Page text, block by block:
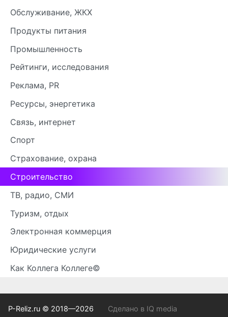
Обслуживание, ЖКХ
Продукты питания
Промышленность
Рейтинги, исследования
Реклама, PR
Ресурсы, энергетика
Связь, интернет
Спорт
Страхование, охрана
Строительство
ТВ, радио, СМИ
Туризм, отдых
Электронная коммерция
Юридические услуги
Как Коллега Коллеге©
P-Reliz.ru © 2018—2026 Сделано в IQ media